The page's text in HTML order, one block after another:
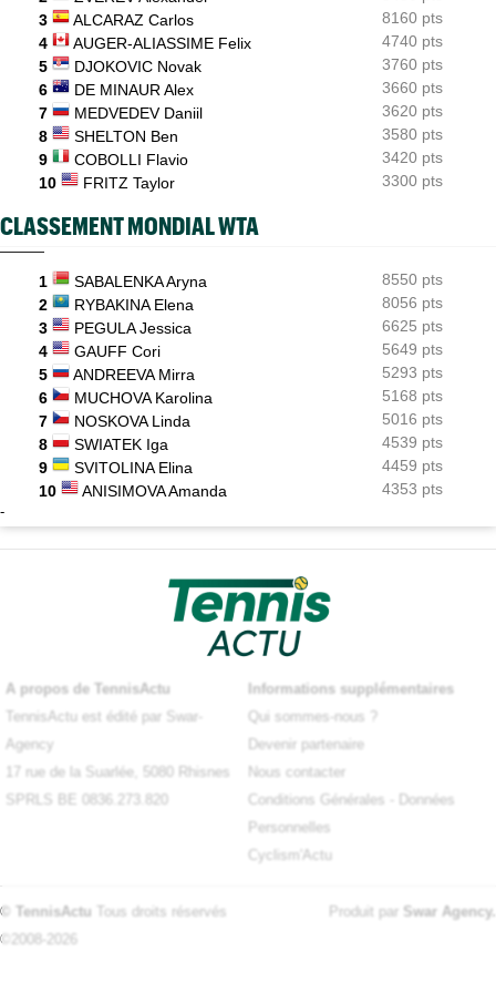
coup dur
3
ALCARAZ Carlos
8160 pts
4
AUGER-ALIASSIME Felix
4740 pts
5
DJOKOVIC Novak
3760 pts
6
DE MINAUR Alex
3660 pts
7
MEDVEDEV Daniil
3620 pts
8
SHELTON Ben
3580 pts
9
COBOLLI Flavio
3420 pts
10
FRITZ Taylor 3300 pts
CLASSEMENT MONDIAL WTA
1 SABALENKA Aryna
8550 pts
2
RYBAKINA Elena
8056 pts
3
PEGULA Jessica
6625 pts
4
GAUFF Cori
5649 pts
5
ANDREEVA Mirra
5293 pts
6
MUCHOVA Karolina
5168 pts
7
NOSKOVA Linda
5016 pts
8
SWIATEK Iga
4539 pts
9
SVITOLINA Elina
4459 pts
10
ANISIMOVA Amanda 4353 pts
-
A propos de TennisActu
TennisActu est édité par Swar-
Agency
17 rue de la Suarlée, 5080 Rhisnes
SPRLS BE 0836.273.820
Informations supplémentaires
Qui sommes-nous ?
Devenir partenaire
Nous contacter
Conditions Générales
Données
Personnelles
Cyclism'Actu
© TennisActu Tous droits réservés
©2008-2026
Produit par Swar Agency.